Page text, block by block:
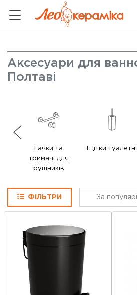
Аксесуари для
Полтаві
Гачки та
тримачі для
рушників
Щітки туалетні
ФІЛЬТРИ За